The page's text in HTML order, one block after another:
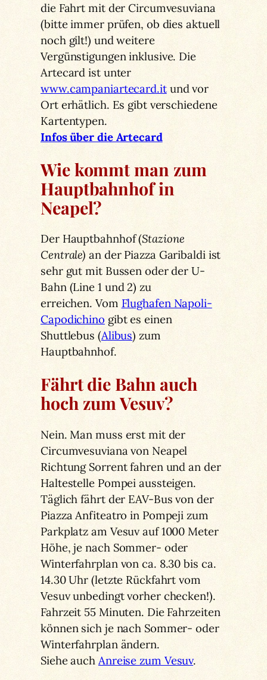
die Fahrt mit der Circumvesuviana
(bitte immer prüfen, ob dies aktuell
noch gilt!) und weitere
Vergünstigungen inklusive. Die
Artecard ist unter
www.campaniartecard.itund vor
Ort erhätlich. Es gibt verschiedene
Kartentypen.
Infos über die Artecard
Wie kommt man zum
Hauptbahnhof in
Neapel?
Der Hauptbahnhof (Stazione
Centrale) an der Piazza Garibaldi ist
sehr gut mit Bussen oder der U-
Bahn (Line 1 und 2) zu
erreichen. Vom Flughafen Napoli-
Capodichino gibt es einen
Shuttlebus (Alibus) zum
Hauptbahnhof.
Fährt die Bahn auch
hoch zum Vesuv?
Nein. Man muss erst mit der
Circumvesuviana von Neapel
Richtung Sorrent fahren und an der
Haltestelle Pompei aussteigen.
Täglich fährt der EAV-Bus von der
Piazza Anfiteatro in Pompeji zum
Parkplatz am Vesuv auf 1000 Meter
Höhe, je nach Sommer- oder
Winterfahrplan von ca. 8.30 bis ca.
14.30 Uhr (letzte Rückfahrt vom
Vesuv unbedingt vorher checken!).
Fahrzeit 55 Minuten. Die Fahrzeiten
können sich je nach Sommer- oder
Winterfahrplan ändern.
Siehe auch Anreise zum Vesuv.